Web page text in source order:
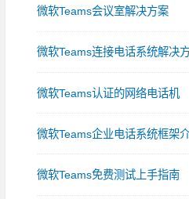
微软Teams会议室解决方案
微软Teams连接电话系统解决
微软Teams认证的网络电话机
微软Teams企业电话系统框架
微软Teams免费测试上手指南